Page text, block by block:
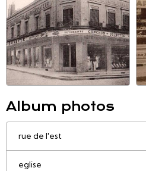
Album photos
rue de l'est
eglise